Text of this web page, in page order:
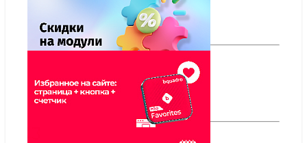
Скидки на модули. Май 2026